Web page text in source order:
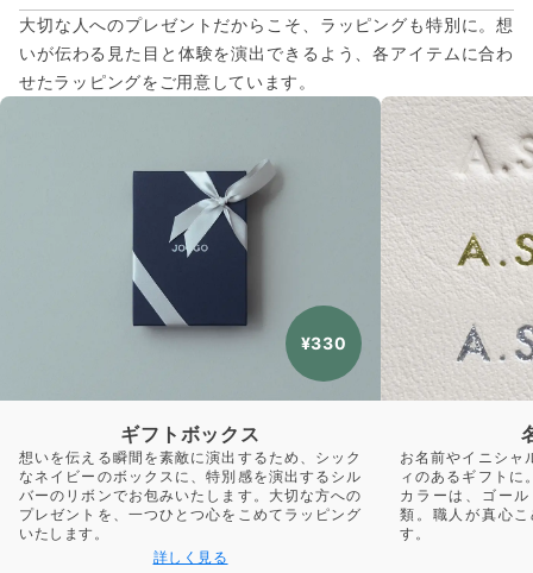
大切な人へのプレゼントだからこそ、ラッピングも特別に。想
いが伝わる見た目と体験を演出できるよう、各アイテムに合わ
せたラッピングをご用意しています。
¥330
ギフトボックス
想いを伝える瞬間を素敵に演出するため、シック
なネイビーのボックスに、特別感を演出するシル
バーのリボンでお包みいたします。大切な方への
プレゼントを、一つひとつ心をこめてラッピング
いたします。
詳しく見る
お名前やイニシャ
ィのあるギフトに
カラーは、ゴー
類。職人が真心
す。